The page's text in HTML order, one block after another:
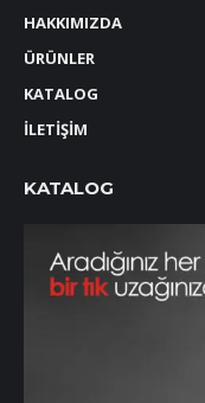
HAKKIMIZDA
ÜRÜNLER
KATALOG
İLETİŞİM
KATALOG